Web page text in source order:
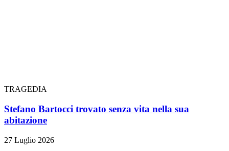
TRAGEDIA
Stefano Bartocci trovato senza vita nella sua
abitazione
27 Luglio 2026